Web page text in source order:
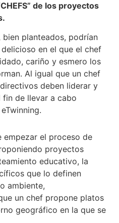
de los proyectos
planteados, podrían
en el que el chef
cariño y esmero los
Al igual que un chef
deben liderar y
de llevar a cabo
empezar el proceso de
proyectos
educativo, la
que lo definen
ambiente,
un chef propone platos
geográfico en la que se